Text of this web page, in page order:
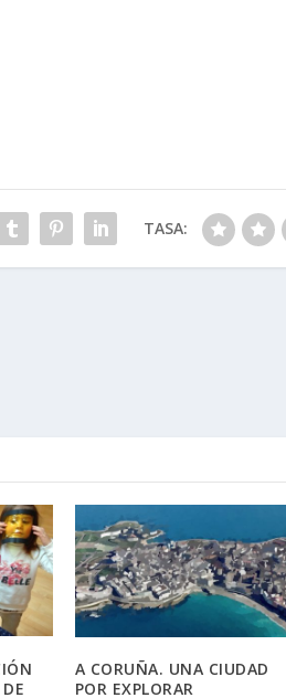
TASA:
A CORUÑA. UNA CIUDAD
POR EXPLORAR